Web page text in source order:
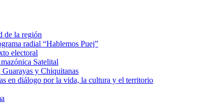
de la región
radial “Hablemos Puej”
electoral
Satelital
y Chiquitanas
en diálogo por la vida, la cultura y el territorio